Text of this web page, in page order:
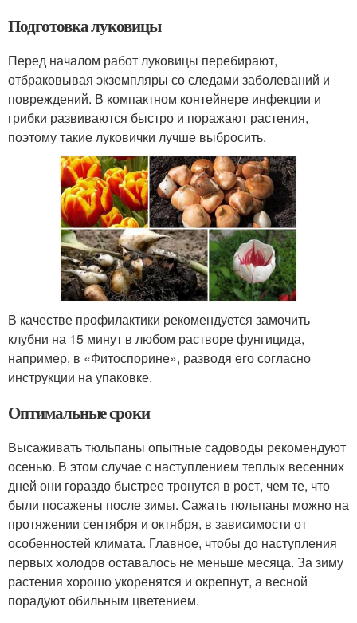
Подготовка луковицы
Перед началом работ луковицы перебирают,
отбраковывая экземпляры со следами заболеваний и
повреждений. В компактном контейнере инфекции и
грибки развиваются быстро и поражают растения,
поэтому такие луковички лучше выбросить.
В качестве профилактики рекомендуется замочить
клубни на 15 минут в любом растворе фунгицида,
например, в «Фитоспорине», разводя его согласно
инструкции на упаковке.
Оптимальные сроки
Высаживать тюльпаны опытные садоводы рекомендуют
осенью. В этом случае с наступлением теплых весенних
дней они гораздо быстрее тронутся в рост, чем те, что
были посажены после зимы. Сажать тюльпаны можно на
протяжении сентября и октября, в зависимости от
особенностей климата. Главное, чтобы до наступления
первых холодов оставалось не меньше месяца. За зиму
растения хорошо укоренятся и окрепнут, а весной
порадуют обильным цветением.